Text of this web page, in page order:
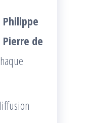
Philippe
Pierre de